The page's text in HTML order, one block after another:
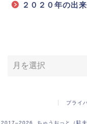
２０２０年の出
プライ
2017–2026 ちゅうおっと（駐夫